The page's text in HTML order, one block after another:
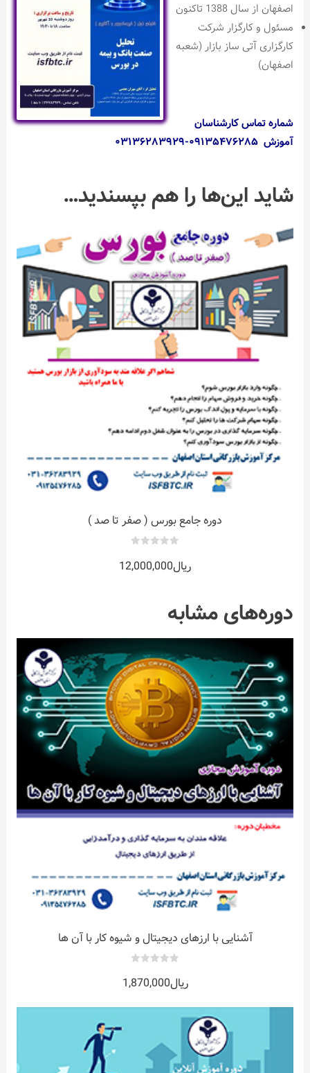
اصفهان از سال 1388 تاکنون
مسئول و کارگزار شرکت
کارگزاری آتی ساز بازار (شعبه
اصفهان)
شماره تماس کارشناسان
آموزش ۰۹۱۳۵۴۷۶۲۸۵-۰۳۱۳۶۲۸۳۹۲۹
شاید این‌ها را هم بپسندید…
دوره جامع بورس ( صفر تا صد )
out
of
ریال12,000,000
دوره‌های مشابه
آشنایی با ارزهای دیجیتال و شیوه کار با آن ها
out
of
ریال1,870,000